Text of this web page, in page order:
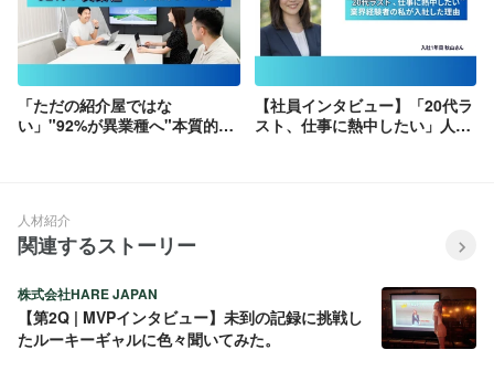
「ただの紹介屋ではな
い」"92%が異業種へ"本質的な
【社員インタビュー】「20代ラ
スト、仕事に熱中したい」人材
人材紹介
関連するストーリー
株式会社HARE JAPAN
【第2Q | MVPインタビュー】未到の記録に挑戦し
たルーキーギャルに色々聞いてみた。